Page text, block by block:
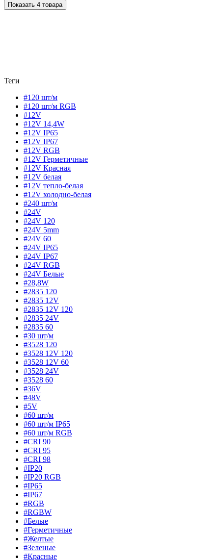
Показать 4 товара
Теги
#120 шт/м
#120 шт/м RGB
#12V
#12V 14,4W
#12V IP65
#12V IP67
#12V RGB
#12V Герметичные
#12V Красная
#12V белая
#12V тепло-белая
#12V холодно-белая
#240 шт/м
#24V
#24V 120
#24V 5mm
#24V 60
#24V IP65
#24V IP67
#24V RGB
#24V Белые
#28,8W
#2835 120
#2835 12V
#2835 12V 120
#2835 24V
#2835 60
#30 шт/м
#3528 120
#3528 12V 120
#3528 12V 60
#3528 24V
#3528 60
#36V
#48V
#5V
#60 шт/м
#60 шт/м IP65
#60 шт/м RGB
#CRI 90
#CRI 95
#CRI 98
#IP20
#IP20 RGB
#IP65
#IP67
#RGB
#RGBW
#Белые
#Герметичные
#Желтые
#Зеленые
#Красные